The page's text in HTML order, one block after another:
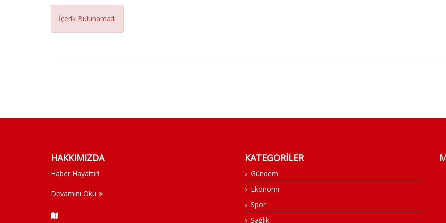
İçerik Bulunamadı
HAKKIMIZDA
Haber Hayattır!
Devamını Oku
KATEGORİLER
Gündem
Ekonomi
Spor
Sağlık